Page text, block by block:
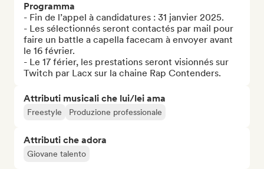
Programma
- Fin de l’appel à candidatures : 31 janvier 2025.
- Les sélectionnés seront contactés par mail pour
faire un battle a capella facecam à envoyer avant
le 16 février.
- Le 17 férier, les prestations seront visionnés sur
Twitch par Lacx sur la chaine Rap Contenders.
Attributi musicali che lui/lei ama
Freestyle Produzione professionale
Attributi che adora
Giovane talento